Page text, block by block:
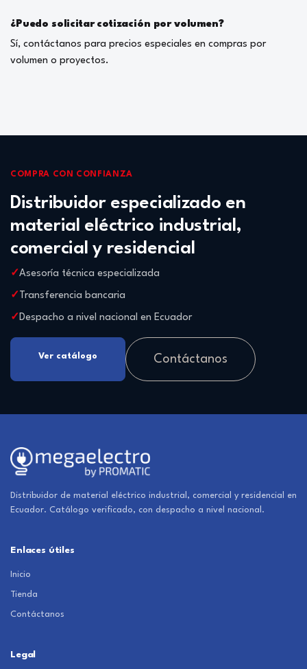
¿Puedo solicitar cotización por volumen?
Sí, contáctanos para precios especiales en compras por
volumen o proyectos.
COMPRA CON CONFIANZA
Distribuidor especializado en
material eléctrico industrial,
comercial y residencial
Asesoría técnica especializada
Transferencia bancaria
Despacho a nivel nacional en Ecuador
Ver catálogo Contáctanos
Distribuidor de material eléctrico industrial, comercial y residencial en
Ecuador. Catálogo verificado, con despacho a nivel nacional.
Enlaces útiles
Inicio
Tienda
Contáctanos
Legal